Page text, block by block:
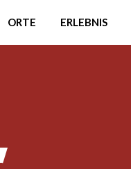
ORTE ERLEBNIS